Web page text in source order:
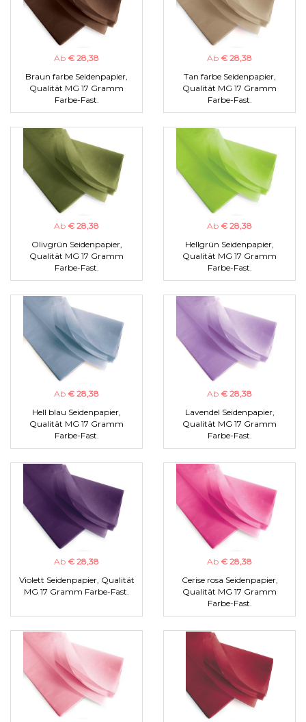
Ab € 28,38
Braun farbe Seidenpapier,
Qualität MG 17 Gramm
Farbe-Fast.
Ab € 28,38
Tan farbe Seidenpapier,
Qualität MG 17 Gramm
Farbe-Fast.
Ab € 28,38
Olivgrün Seidenpapier,
Qualität MG 17 Gramm
Farbe-Fast.
Ab € 28,38
Hellgrün Seidenpapier,
Qualität MG 17 Gramm
Farbe-Fast.
Ab € 28,38
Hell blau Seidenpapier,
Qualität MG 17 Gramm
Farbe-Fast.
Ab € 28,38
Lavendel Seidenpapier,
Qualität MG 17 Gramm
Farbe-Fast.
Ab € 28,38
Violett Seidenpapier, Qualität
MG 17 Gramm Farbe-Fast.
Ab € 28,38
Cerise rosa Seidenpapier,
Qualität MG 17 Gramm
Farbe-Fast.